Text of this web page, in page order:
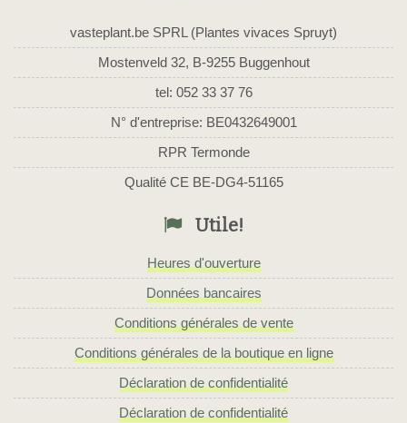
vasteplant.be SPRL (Plantes vivaces Spruyt)
Mostenveld 32, B-9255 Buggenhout
tel: 052 33 37 76
N° d'entreprise: BE0432649001
RPR Termonde
Qualité CE BE-DG4-51165
Utile!
Heures d'ouverture
Données bancaires
Conditions générales de vente
Conditions générales de la boutique en ligne
Déclaration de confidentialité
Déclaration de confidentialité